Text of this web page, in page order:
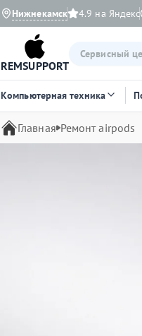
Нижнекамск 4.9 на Яндекс
REMSUPPORT
Сервисный
Компьютерная техника
Главная Ремонт airpods